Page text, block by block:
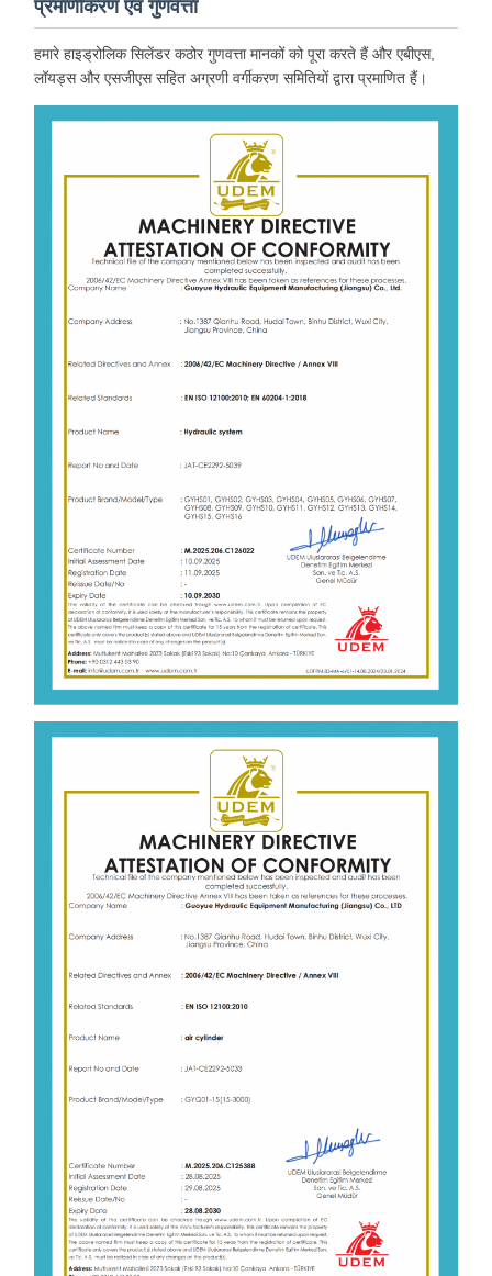
प्रमाणीकरण एवं गुणवत्ता
हमारे हाइड्रोलिक सिलेंडर कठोर गुणवत्ता मानकों को पूरा करते हैं और एबीएस,
लॉयड्स और एसजीएस सहित अग्रणी वर्गीकरण समितियों द्वारा प्रमाणित हैं।